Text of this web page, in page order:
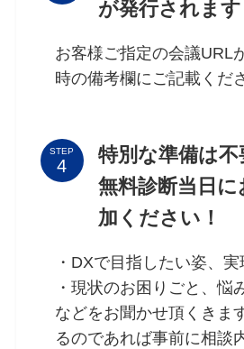
が発行されます
お客様ご指定の会議URL
時の備考欄にご記載くだ
STEP
特別な準備は
無料診断当日
加ください！
・DXで目指したい姿、
・現状のお困りごと、悩
などをお聞かせ頂くきま
るのであれば事前に相談